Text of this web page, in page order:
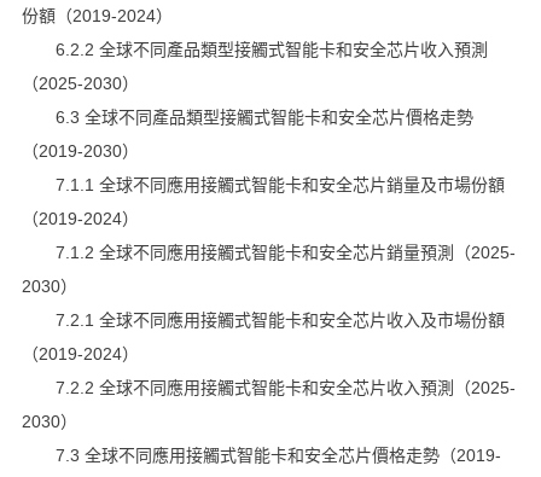
份額（2019-2024）
6.2.2 全球不同產品類型接觸式智能卡和安全芯片收入預測
（2025-2030）
6.3 全球不同產品類型接觸式智能卡和安全芯片價格走勢
（2019-2030）
7.1.1 全球不同應用接觸式智能卡和安全芯片銷量及市場份額
（2019-2024）
7.1.2 全球不同應用接觸式智能卡和安全芯片銷量預測（2025-
2030）
7.2.1 全球不同應用接觸式智能卡和安全芯片收入及市場份額
（2019-2024）
7.2.2 全球不同應用接觸式智能卡和安全芯片收入預測（2025-
2030）
7.3 全球不同應用接觸式智能卡和安全芯片價格走勢（2019-